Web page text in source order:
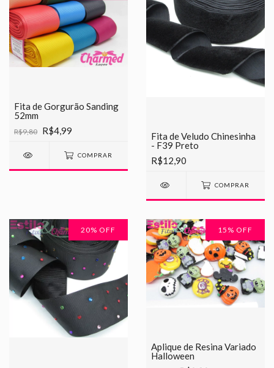
Fita de Gorgurão Sanding
52mm
R$9,80 R$4,99
COMPRAR
Fita de Veludo Chinesinha
- F39 Preto
R$12,90
COMPRAR
20% OFF 15 % OFF
Aplique de Resina Variado
Halloween